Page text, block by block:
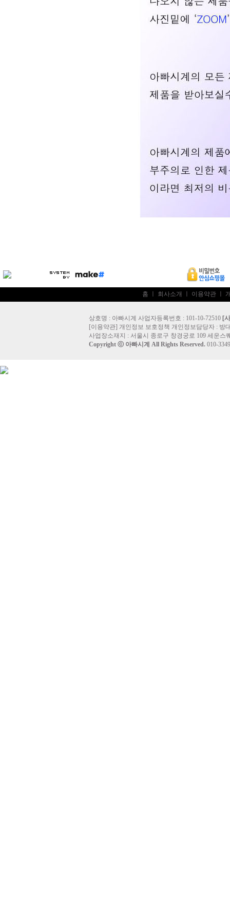
홈 회사소개 이용약관
상호명 : 아빠시계 사업자등록번호 : 101-10-72510 [
[이용약관] 개인정보 보호정책 개인정보담당자 : 방
사업장소재지 : 서울시 종로구 창경궁로 109 세운스
Copyright ⓒ 아빠시계 All Rights Reserved. 010-